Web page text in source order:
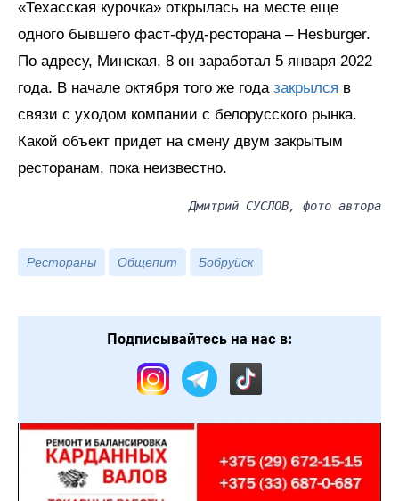
«Техасская курочка» открылась на месте еще
одного бывшего фаст-фуд-ресторана – Hesburger.
По адресу, Минская, 8 он заработал 5 января 2022
года. В начале октября того же года закрылся в
связи с уходом компании с белорусского рынка.
Какой объект придет на смену двум закрытым
ресторанам, пока неизвестно.
Дмитрий СУСЛОВ, фото автора
Рестораны Общепит Бобруйск
Подписывайтесь на нас в: